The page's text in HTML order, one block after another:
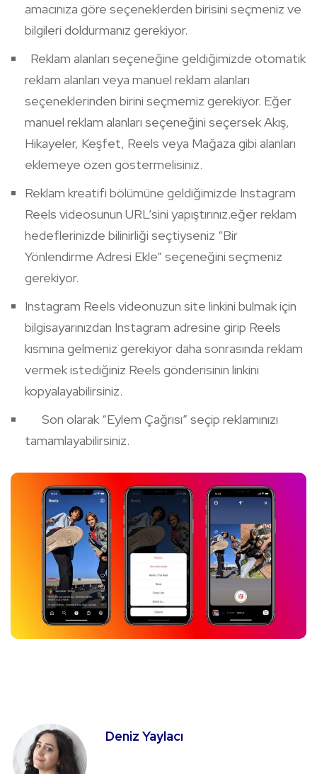
amacınıza göre seçeneklerden birisini seçmeniz ve
bilgileri doldurmanız gerekiyor.
Reklam alanları seçeneğine geldiğimizde otomatik
reklam alanları veya manuel reklam alanları
seçeneklerinden birini seçmemiz gerekiyor. Eğer
manuel reklam alanları seçeneğini seçersek Akış,
Hikayeler, Keşfet, Reels veya Mağaza gibi alanları
eklemeye özen göstermelisiniz.
Reklam kreatifi bölümüne geldiğimizde Instagram
Reels videosunun URL’sini yapıştırınız.eğer reklam
hedeflerinizde bilinirliği seçtiyseniz “Bir
Yönlendirme Adresi Ekle” seçeneğini seçmeniz
gerekiyor.
Instagram Reels videonuzun site linkini bulmak için
bilgisayarınızdan Instagram adresine girip Reels
kısmına gelmeniz gerekiyor daha sonrasında reklam
vermek istediğiniz Reels gönderisinin linkini
kopyalayabilirsiniz.
Son olarak “Eylem Çağrısı” seçip reklamınızı
tamamlayabilirsiniz.
Deniz Yaylacı